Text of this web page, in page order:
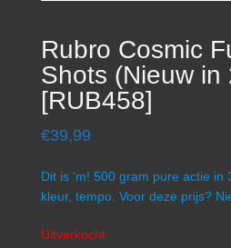
Rubro Cosmic
Shots (Nieuw in
[RUB458]
€39,99
Dit is ‘m! 500 gram pure actie in
kleur, tempo. Voor deze prijs?
Uitverkocht